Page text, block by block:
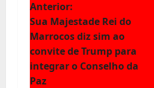
N
a
v
Anterior:
Sua Majestade Rei do
Marrocos diz sim ao
convite de Trump para
integrar o Conselho da
Paz